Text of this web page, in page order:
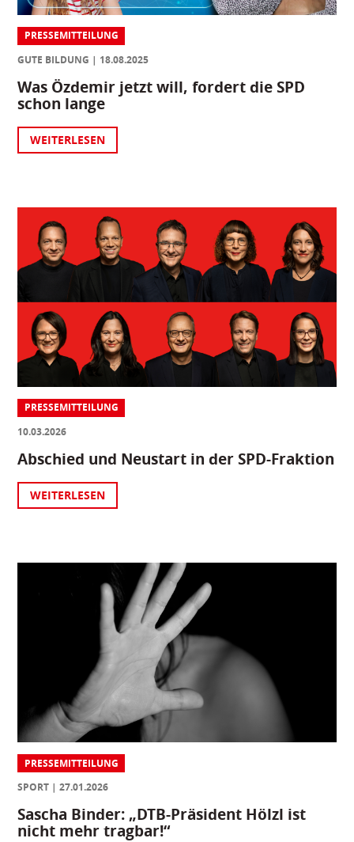
PRESSEMITTEILUNG
GUTE BILDUNG
18.08.2025
Was Özdemir jetzt will, fordert die SPD
schon lange
WEITERLESEN
PRESSEMITTEILUNG
10.03.2026
Abschied und Neustart in der SPD-Fraktion
WEITERLESEN
PRESSEMITTEILUNG
SPORT
27.01.2026
Sascha Binder: „DTB-Präsident Hölzl ist
nicht mehr tragbar!“